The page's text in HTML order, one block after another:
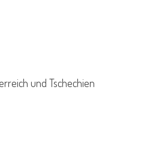
und Tschechien